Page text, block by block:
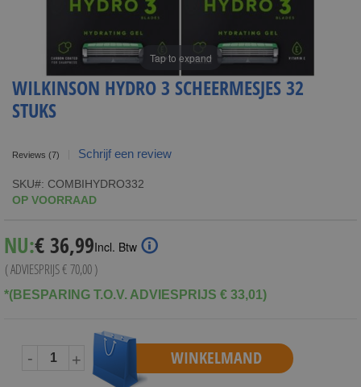
Tap to expand
WILKINSON HYDRO 3 SCHEERMESJES 32
STUKS
Reviews (7) Schrijf een review
SKU
COMBIHYDRO332
OP VOORRAAD
NU: Special
Price
€ 36,99Incl. Btw
( ADVIESPRIJS€ 70,00)
*(BESPARING T.O.V. ADVIESPRIJS € 33,01)
- + WINKELMAND